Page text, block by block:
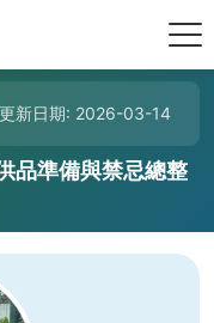
更新日期: 2026-03-14
品準備與禁忌總整